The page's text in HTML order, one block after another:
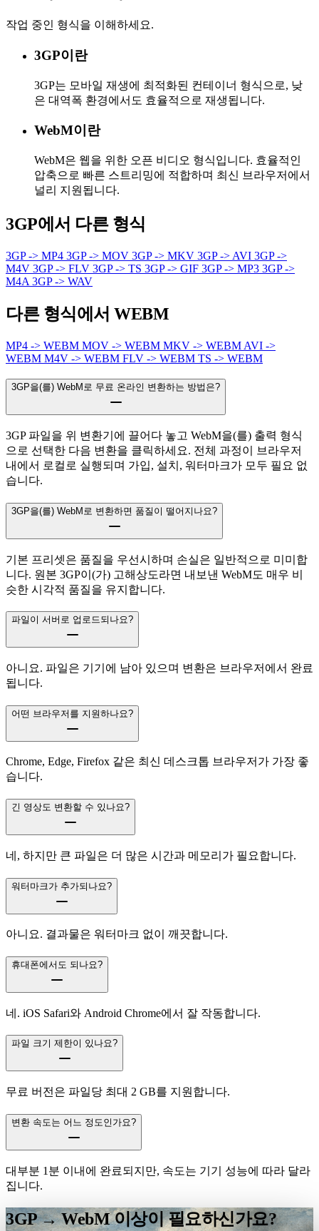
작업 중인 형식을 이해하세요.
3GP이란
3GP는 모바일 재생에 최적화된 컨테이너 형식으로, 낮
은 대역폭 환경에서도 효율적으로 재생됩니다.
WebM이란
WebM은 웹을 위한 오픈 비디오 형식입니다. 효율적인
압축으로 빠른 스트리밍에 적합하며 최신 브라우저에서
널리 지원됩니다.
3GP에서 다른 형식
3GP -> MP4 3GP -> MOV 3GP -> MKV 3GP -> AVI 3GP ->
M4V 3GP -> FLV 3GP -> TS 3GP -> GIF 3GP -> MP3 3GP ->
M4A 3GP -> WAV
다른 형식에서 WEBM
MP4 -> WEBM MOV -> WEBM MKV -> WEBM AVI ->
WEBM M4V -> WEBM FLV -> WEBM TS -> WEBM
3GP을(를) WebM로 무료 온라인 변환하는 방법은?
3GP 파일을 위 변환기에 끌어다 놓고 WebM을(를) 출력 형식
으로 선택한 다음 변환을 클릭하세요. 전체 과정이 브라우저
내에서 로컬로 실행되며 가입, 설치, 워터마크가 모두 필요 없
습니다.
3GP을(를) WebM로 변환하면 품질이 떨어지나요?
기본 프리셋은 품질을 우선시하며 손실은 일반적으로 미미합
니다. 원본 3GP이(가) 고해상도라면 내보낸 WebM도 매우 비
슷한 시각적 품질을 유지합니다.
파일이 서버로 업로드되나요?
아니요. 파일은 기기에 남아 있으며 변환은 브라우저에서 완료
됩니다.
어떤 브라우저를 지원하나요?
Chrome, Edge, Firefox 같은 최신 데스크톱 브라우저가 가장 좋
습니다.
긴 영상도 변환할 수 있나요?
네, 하지만 큰 파일은 더 많은 시간과 메모리가 필요합니다.
워터마크가 추가되나요?
아니요. 결과물은 워터마크 없이 깨끗합니다.
휴대폰에서도 되나요?
네. iOS Safari와 Android Chrome에서 잘 작동합니다.
파일 크기 제한이 있나요?
무료 버전은 파일당 최대 2 GB를 지원합니다.
변환 속도는 어느 정도인가요?
대부분 1분 이내에 완료되지만, 속도는 기기 성능에 따라 달라
집니다.
3GP → WebM 이상이 필요하신가요?